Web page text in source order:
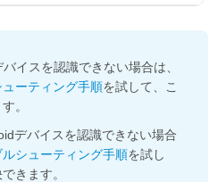
イスを認識できない場合は、
ューティング手順を試して、こ
。
デバイスを認識できない場合
ルシューティング手順を試し
きます。